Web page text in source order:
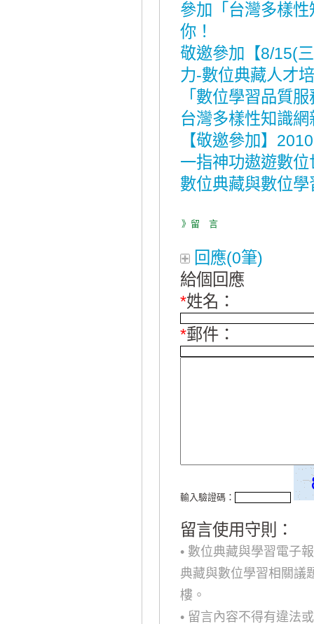
參加「台灣多樣
你！
敬邀參加【8/15(
力-數位典藏人才
「數位學習品質
台灣多樣性知識
【敬邀參加】
一指神功遨遊數
數位典藏與數位
》留 言
回應(0筆)
給個回應
*姓名：
*郵件：
輸入驗證碼：
留言使用守則：
• 數位典藏與學習電子
典藏與數位學習相關議
樓。
• 留言內容不得有違法